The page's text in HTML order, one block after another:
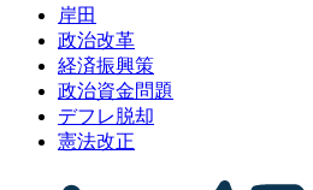
岸田
政治改革
経済振興策
政治資金問題
デフレ脱却
憲法改正